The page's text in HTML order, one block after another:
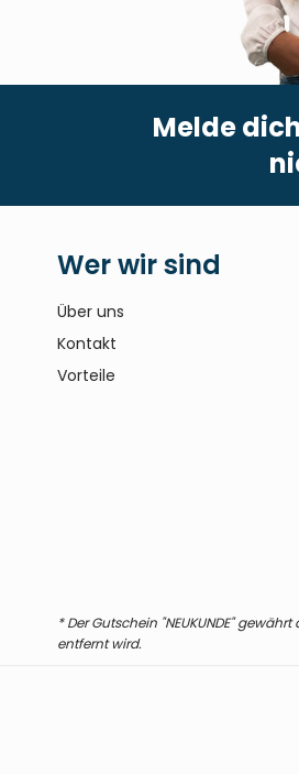
Melde
Wer wir sind
Über uns
Kontakt
Vorteile
* Der Gutschein "NEUKUNDE"
entfernt wird.